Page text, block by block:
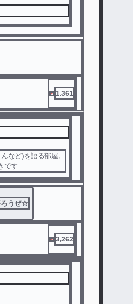
1,361
など)を語る部屋。
です
ろうぜ☆
3,262